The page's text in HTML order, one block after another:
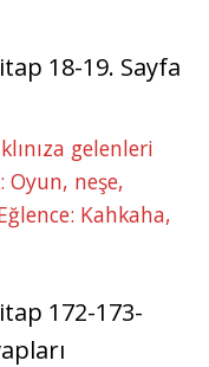
18-19. Sayfa
gelenleri
Oyun, neşe,
Kahkaha,
172-173-